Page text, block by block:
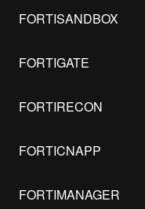
FORTISANDBOX
FORTIGATE
FORTIRECON
FORTICNAPP
FORTIMANAGER